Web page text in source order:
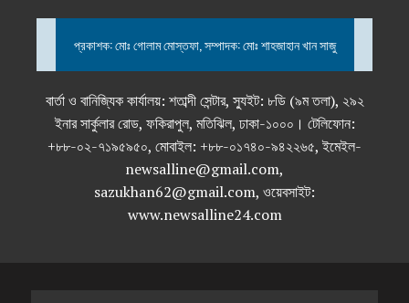
প্রকাশক: মোঃ গোলাম মোস্তফা, সম্পাদক: মোঃ শাহজাহান খান সাজু
বার্তা ও বানিজ্যিক কার্যালয়: শতাব্দী সেন্টার, স্যুইট: ৮ডি (৯ম তলা), ২৯২
ইনার সার্কুলার রোড, ফকিরাপুল, মতিঝিল, ঢাকা-১০০০। টেলিফোন:
+৮৮-০২-৭১৯৫৯৫০, মোবাইল: +৮৮-০১৭৪০-৯৪২২৬৫, ইমেইল-
newsalline@gmail.com,
sazukhan62@gmail.com, ওয়েবসাইট:
www.newsalline24.com